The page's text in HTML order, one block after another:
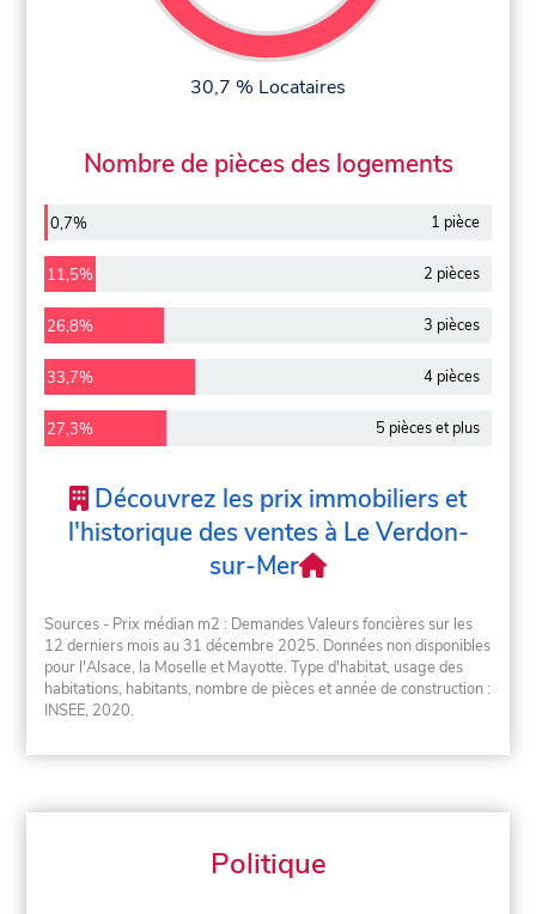
30,7 % Locataires
Nombre de pièces des logements
0,7% 1 pièce
11,5% 2 pièces
26,8% 3 pièces
33,7% 4 pièces
27,3% 5 pièces et plus
Découvrez les prix immobiliers et
l'historique des ventes à Le Verdon-
sur-Mer
Sources - Prix médian m2 : Demandes Valeurs foncières sur les
12 derniers mois au 31 décembre 2025. Données non disponibles
pour l'Alsace, la Moselle et Mayotte. Type d'habitat, usage des
habitations, habitants, nombre de pièces et année de construction :
INSEE, 2020.
Politique